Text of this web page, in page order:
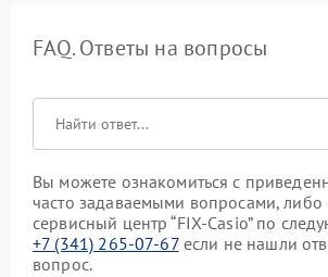
FAQ. Ответы на вопросы
Вы можете ознакомиться с
часто задаваемыми вопросами, либо
сервисный центр “FIX-Casio” по
+7 (341) 265-07-67если не нашли
вопрос.